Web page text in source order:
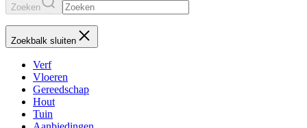
Zoeken
Zoekbalk sluiten
Verf
Vloeren
Gereedschap
Hout
Tuin